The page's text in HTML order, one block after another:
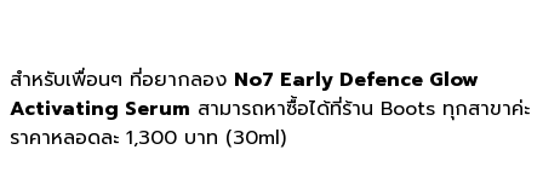
สำหรับเพื่อนๆ ที่อยากลอง No7 Early Defence Glow
Activating Serum สามารถหาซื้อได้ที่ร้าน Boots ทุกสาขาค่ะ
ราคาหลอดละ 1,300 บาท (30ml)